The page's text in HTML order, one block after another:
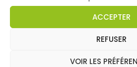
ACCEPTER
REFUSER
VOIR LES
Le stagiaire doit analyser un